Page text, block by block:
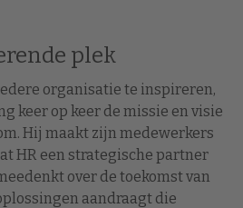
plek
organisatie te inspireren,
keer op keer de missie en visie
Hij maakt zijn medewerkers
HR een strategische partner
over de toekomst van
aandraagt die